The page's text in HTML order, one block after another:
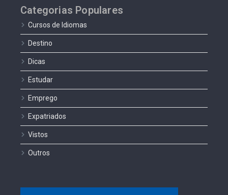
Categorias Populares
Cursos de Idiomas
Destino
Dicas
Estudar
Emprego
Expatriados
Vistos
Outros